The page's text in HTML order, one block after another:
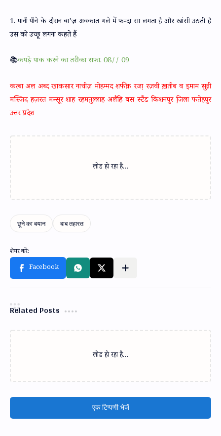
1. पानी पीने के दौरान बा'ज़ अवकात गले में फन्दा सा लगता है और खांसी उठती है
उस को उच्छू लगना कहते हैं
📚कपड़े पाक करने का तरीका सफ़ा. 08// 09
कत्बा अल अब्द खाकसार नाचीज़ मोहम्मद शफीक़ रजा़ रज़वी ख़तीब व इमाम सुन्नी
मस्जिद हज़रत मन्सूर शाह रहमतुल्लाह अलैहि बस स्टैंड किशनपुर जि़ला फतेहपुर
उत्तर प्रदेश
Related Posts
लोड हो रहा है…
एक टिप्पणी भेजें